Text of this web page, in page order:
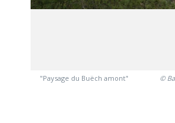
RECHERCHE
"Paysage du Buëch amont" ©